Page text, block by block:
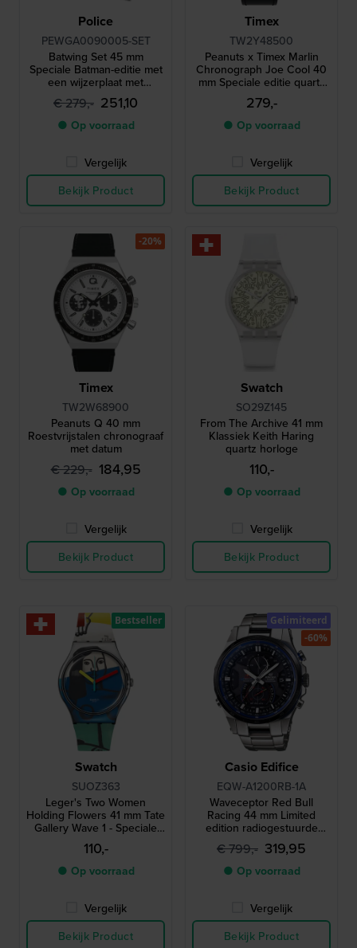
Police
PEWGA0090005-SET
Batwing Set 45 mm
Speciale Batman-editie met
een wijzerplaat met
draaiend logo en een
Batwing-spinner
€ 279,- 251,10
● Op voorraad
Vergelijk
Bekijk Product
Timex
TW2Y48500
Peanuts x Timex Marlin
Chronograph Joe Cool 40
mm Speciale editie quartz
chronograaf met datum
279,-
● Op voorraad
Vergelijk
Bekijk Product
Timex
TW2W68900
Peanuts Q 40 mm
Roestvrijstalen chronograaf
met datum
€ 229,- 184,95
● Op voorraad
Vergelijk
Bekijk Product
-20%
Swatch
SO29Z145
From The Archive 41 mm
Klassiek Keith Haring
quartz horloge
110,-
● Op voorraad
Vergelijk
Bekijk Product
Swatch
SUOZ363
Leger's Two Women
Holding Flowers 41 mm Tate
Gallery Wave 1 - Speciale
uitgave
110,-
● Op voorraad
Vergelijk
Bekijk Product
Bestseller
Casio Edifice
EQW-A1200RB-1A
Waveceptor Red Bull
Racing 44 mm Limited
edition radiogestuurde
quartz-chronograaf op
zonne-energie met kompas
en wereldtijd
€ 799,- 319,95
● Op voorraad
Vergelijk
Bekijk Product
Gelimiteerd
-60%